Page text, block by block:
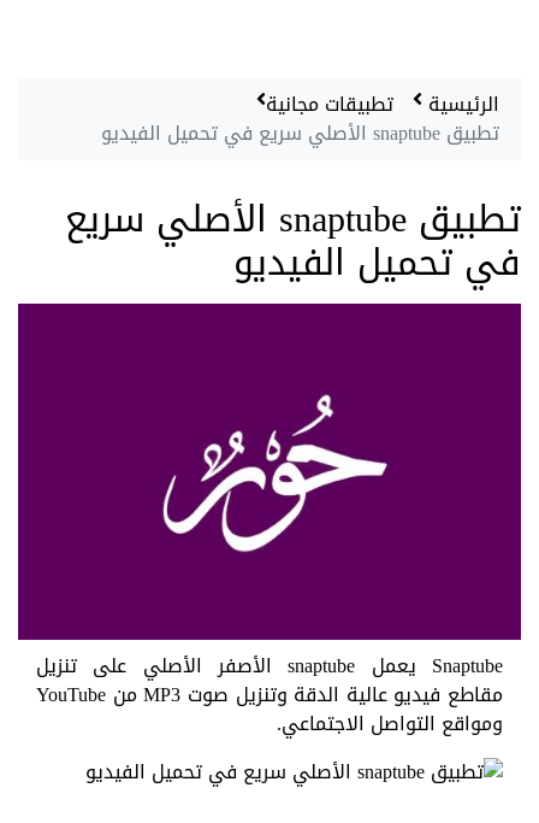
الرئيسية تطبيقات مجانية
تطبيق snaptube الأصلي سريع في تحميل الفيديو
تطبيق snaptube الأصلي سريع
في تحميل الفيديو
Snaptube يعمل snaptube الأصفر الأصلي على تنزيل
مقاطع فيديو عالية الدقة وتنزيل صوت MP3 من YouTube
ومواقع التواصل الاجتماعي.